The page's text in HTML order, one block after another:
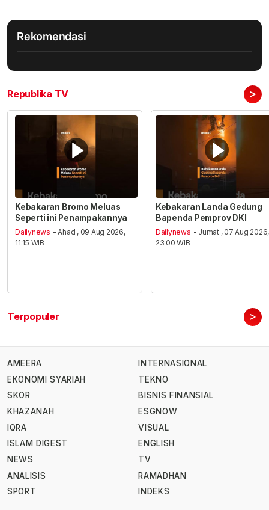
Rekomendasi
Republika TV >
Kebakaran Bromo Meluas
Seperti ini Penampakannya
Dailynews - Ahad , 09 Aug 2026,
11:15 WIB
Kebakaran Landa Gedung
Bapenda Pemprov DKI
Dailynews - Jumat , 07 Aug 2026,
23:00 WIB
Terpopuler >
AMEERA
EKONOMI SYARIAH
SKOR
KHAZANAH
IQRA
ISLAM DIGEST
NEWS
ANALISIS
SPORT
INTERNASIONAL
TEKNO
BISNIS FINANSIAL
ESGNOW
VISUAL
ENGLISH
TV
RAMADHAN
INDEKS